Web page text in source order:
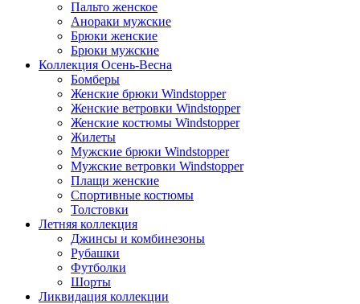
Пальто женское
Анораки мужские
Брюки женские
Брюки мужские
Коллекция Осень-Весна
Бомберы
Женские брюки Windstopper
Женские ветровки Windstopper
Женские костюмы Windstopper
Жилеты
Мужские брюки Windstopper
Мужские ветровки Windstopper
Плащи женские
Спортивные костюмы
Толстовки
Летняя коллекция
Джинсы и комбинезоны
Рубашки
Футболки
Шорты
Ликвидация коллекции